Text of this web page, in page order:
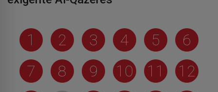
1 2 3 4 5
6
7
8 9 10 11
12